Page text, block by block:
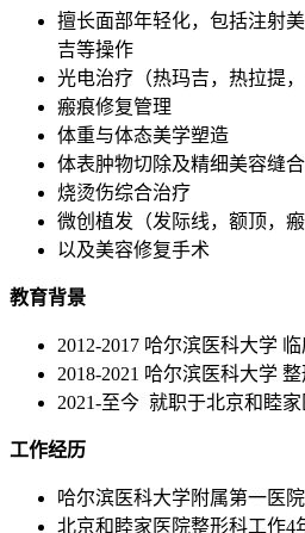
擅长面部年轻化，包括注射
吉等操作
光电治疗（热玛吉，热拉提，
瘢痕修复管理
体重与体态美学塑造
体表肿物切除及精细美容缝合
烧烫伤综合治疗
微创植发（发际线，额顶，瘢
以及美容修复手术
教育背景
2012-2017 哈尔滨医科大学
2018-2021 哈尔滨医科大学
2021-至今 就职于北京和睦
工作经历
哈尔滨医科大学附属第一医
北京和睦家医院整形科工作4